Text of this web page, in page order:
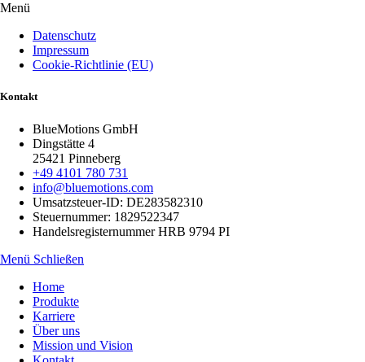
Menü
Datenschutz
Impressum
Cookie-Richtlinie (EU)
Kontakt
BlueMotions GmbH
Dingstätte 4
25421 Pinneberg
+49 4101 780 731
info@bluemotions.com
Umsatzsteuer-ID: DE283582310
Steuernummer: 1829522347
Handelsregisternummer HRB 9794 PI
Menü Schließen
Home
Produkte
Karriere
Über uns
Mission und Vision